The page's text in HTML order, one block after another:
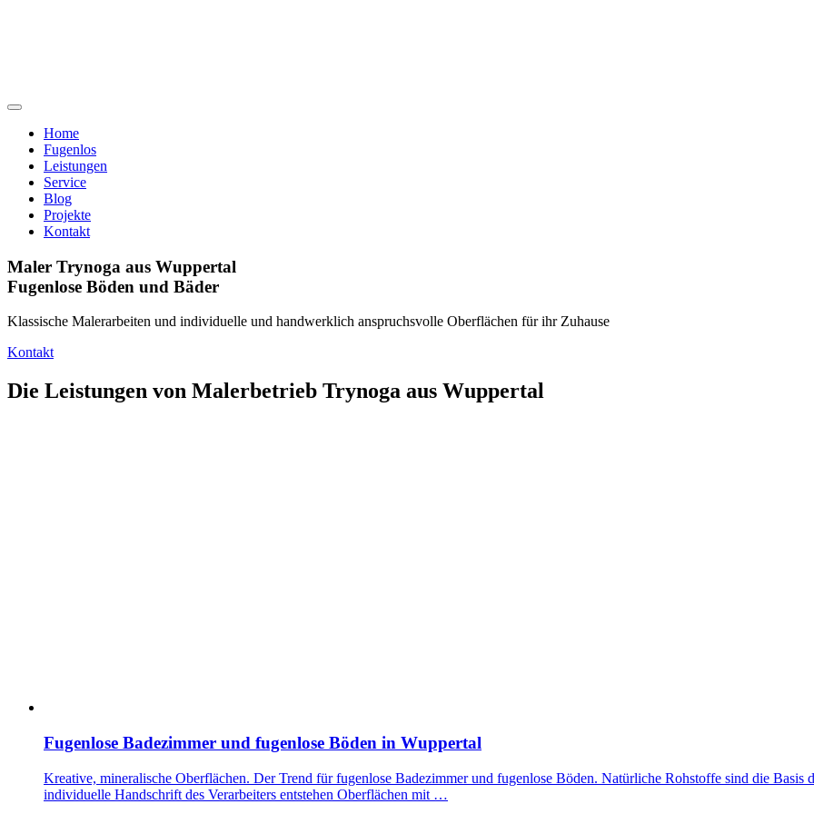
Home
Fugenlos
Leistungen
Service
Blog
Projekte
Kontakt
Maler Trynoga aus Wuppertal
Fugenlose Böden und Bäder
Klassische Malerarbeiten und individuelle und handwerklich anspruchsvolle Oberflächen für ihr Zuhause
Kontakt
Die Leistungen von Malerbetrieb Trynoga aus Wuppertal
Fugenlose Badezimmer und fugenlose Böden in Wuppertal
Kreative, mineralische Oberflächen. Der Trend für fugenlose Badezimmer und fugenlose Böden. Natürliche Rohstoffe sind die Basis
individuelle Handschrift des Verarbeiters entstehen Oberflächen mit …